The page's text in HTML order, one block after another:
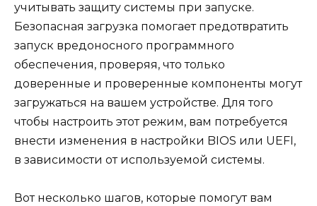
учитывать защиту системы при запуске.
Безопасная загрузка помогает предотвратить
запуск вредоносного программного
обеспечения, проверяя, что только
доверенные и проверенные компоненты могут
загружаться на вашем устройстве. Для того
чтобы настроить этот режим, вам потребуется
внести изменения в настройки BIOS или UEFI,
в зависимости от используемой системы.
Вот несколько шагов, которые помогут вам